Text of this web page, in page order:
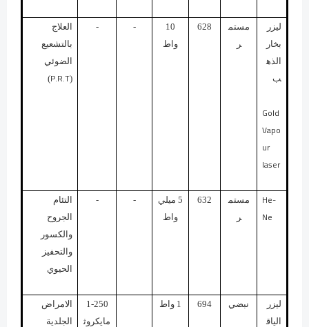
ليزر
بخار
الذه
ب
Gold
Vapo
ur
laser
مستم
ر
628
10
واط
-
-
العلاج
بالتشعيع
الضوئي
(
P.R.T
)
He-
Ne
مستم
ر
632
5 ميلي
واط
-
-
التئام
الجروح
والكسور
والتحفيز
الحيوي
ليزر
الياق
نبضي 694 1 واط
1-250
مايكروث
الامراض
الجلدية